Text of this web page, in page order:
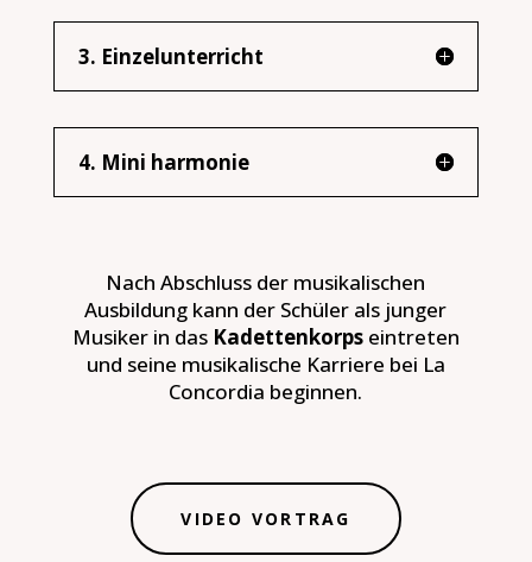
3. Einzelunterricht
4. Mini harmonie
Nach Abschluss der musikalischen
Ausbildung kann der Schüler als junger
Musiker in das Kadettenkorpseintreten
und seine musikalische Karriere bei La
Concordia beginnen.
VIDEO VORTRAG